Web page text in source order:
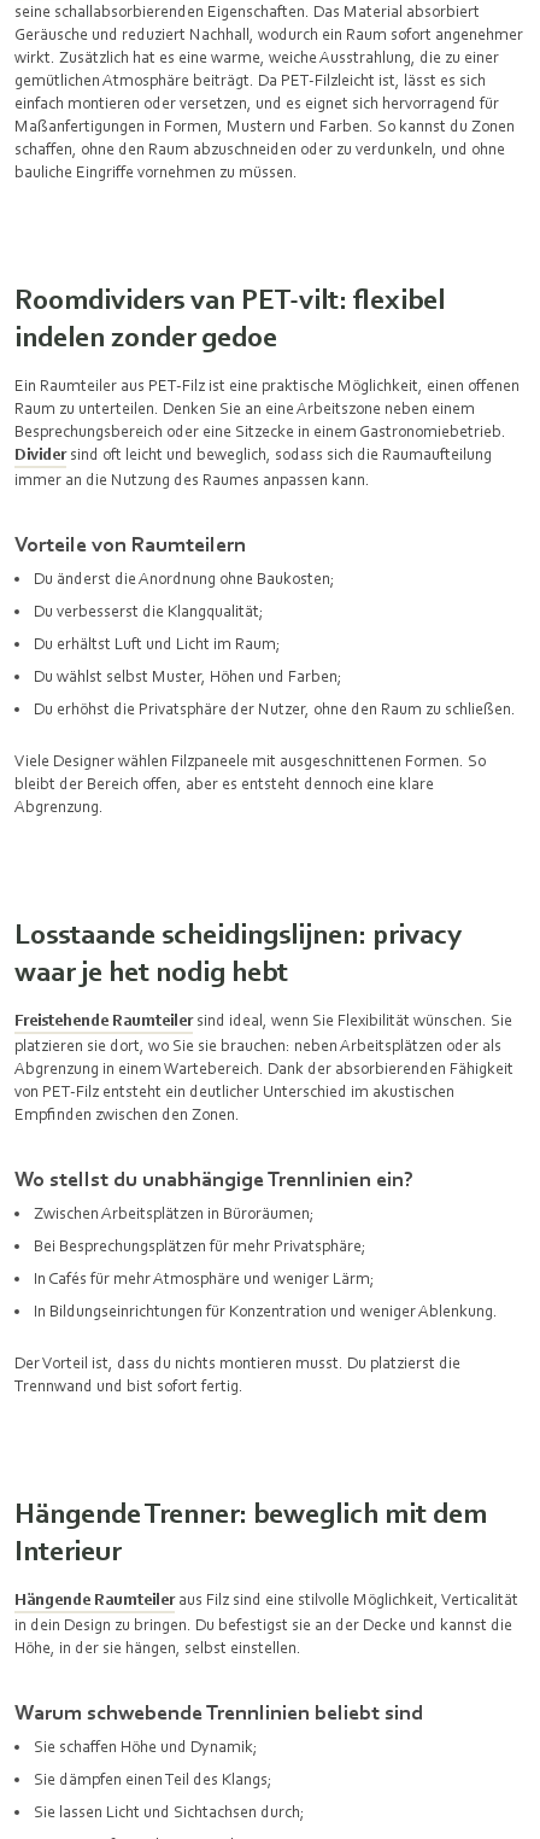
seine schallabsorbierenden Eigenschaften. Das Material absorbiert
Geräusche und reduziert Nachhall, wodurch ein Raum sofort angenehmer
wirkt. Zusätzlich hat es eine warme, weiche Ausstrahlung, die zu einer
gemütlichen Atmosphäre beiträgt. Da PET-Filzleicht ist, lässt es sich
einfach montieren oder versetzen, und es eignet sich hervorragend für
Maßanfertigungen in Formen, Mustern und Farben. So kannst du Zonen
schaffen, ohne den Raum abzuschneiden oder zu verdunkeln, und ohne
bauliche Eingriffe vornehmen zu müssen.
Roomdividers van PET-vilt: flexibel
indelen zonder gedoe
Ein Raumteiler aus PET-Filz ist eine praktische Möglichkeit, einen offenen
Raum zu unterteilen. Denken Sie an eine Arbeitszone neben einem
Besprechungsbereich oder eine Sitzecke in einem Gastronomiebetrieb.
Dividersind oft leicht und beweglich, sodass sich die Raumaufteilung
immer an die Nutzung des Raumes anpassen kann.
Vorteile von Raumteilern
Du änderst die Anordnung ohne Baukosten;
Du verbesserst die Klangqualität;
Du erhältst Luft und Licht im Raum;
Du wählst selbst Muster, Höhen und Farben;
Du erhöhst die Privatsphäre der Nutzer, ohne den Raum zu schließen.
Viele Designer wählen Filzpaneele mit ausgeschnittenen Formen. So
bleibt der Bereich offen, aber es entsteht dennoch eine klare
Abgrenzung.
Losstaande scheidingslijnen: privacy
waar je het nodig hebt
Freistehende Raumteilersind ideal, wenn Sie Flexibilität wünschen. Sie
platzieren sie dort, wo Sie sie brauchen: neben Arbeitsplätzen oder als
Abgrenzung in einem Wartebereich. Dank der absorbierenden Fähigkeit
von PET-Filz entsteht ein deutlicher Unterschied im akustischen
Empfinden zwischen den Zonen.
Wo stellst du unabhängige Trennlinien ein?
Zwischen Arbeitsplätzen in Büroräumen;
Bei Besprechungsplätzen für mehr Privatsphäre;
In Cafés für mehr Atmosphäre und weniger Lärm;
In Bildungseinrichtungen für Konzentration und weniger Ablenkung.
Der Vorteil ist, dass du nichts montieren musst. Du platzierst die
Trennwand und bist sofort fertig.
Hängende Trenner: beweglich mit dem
Interieur
Hängende Raumteileraus Filz sind eine stilvolle Möglichkeit, Verticalität
in dein Design zu bringen. Du befestigst sie an der Decke und kannst die
Höhe, in der sie hängen, selbst einstellen.
Warum schwebende Trennlinien beliebt sind
Sie schaffen Höhe und Dynamik;
Sie dämpfen einen Teil des Klangs;
Sie lassen Licht und Sichtachsen durch;